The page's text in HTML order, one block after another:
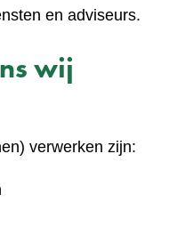
en adviseurs.
wij
verwerken zijn: